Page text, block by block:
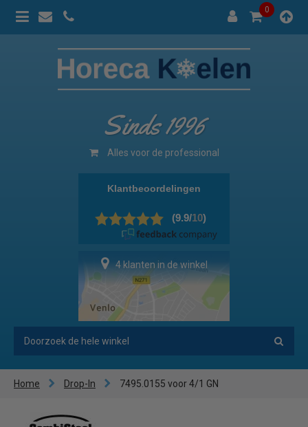
0
Sinds 1996
Alles voor de professional
4 klanten in de winkel
Home Drop-In 7495.0155 voor 4/1 GN